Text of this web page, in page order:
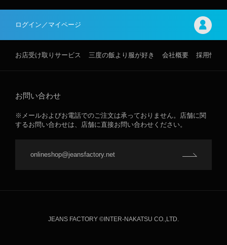
ログイン／マイページ
お店受け取りサービス 三度の飯より服が好き 会社概要 採用情報
お問い合わせ
※メールおよびお電話でのご注文は承っておりません。店舗に関
するお問い合わせは、店舗に直接お問い合わせください。
onlineshop@jeansfactory.net
JEANS FACTORY ©INTER-NAKATSU CO.,LTD.